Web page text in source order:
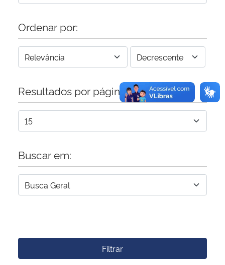
Gabinete de Segurança Institucional
Banco Central do Brasil
Planalto
Ordenar por:
Resultados por página:
Buscar em:
Filtrar